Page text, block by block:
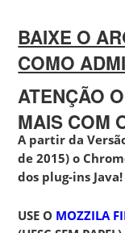
BAIXE O
COMO
ATENÇÃO
MAIS COM
A partir da
de 2015) o
dos plug-ins Java!
USE O MOZZILA